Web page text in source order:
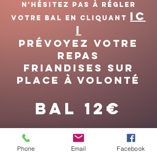
N'hésitez pas à régler
votre bal en cliquant IC
I
prévoyez votre
repas
friandises sur
place à volonté
Bal 12€
Phone Email Facebook